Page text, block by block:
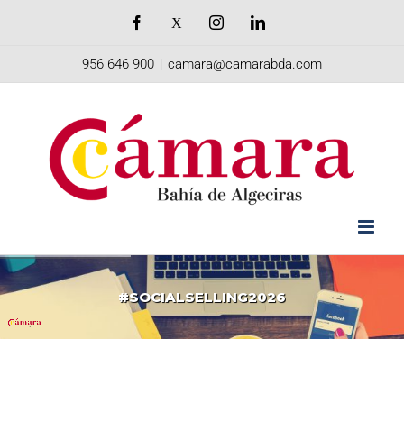
Facebook InstagramLinkedIn
956 646 900 | camara@camarabda.com
#SOCIALSELLING2026